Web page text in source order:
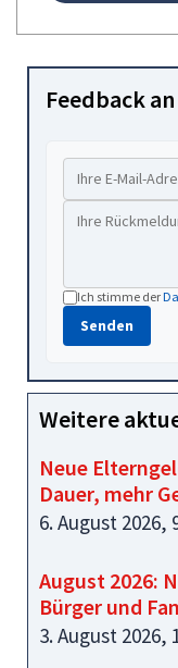
Feedback
Ich stimme der
Senden
Weitere
Neue
Dauer, mehr
6. August 2026,
August 2026:
Bürger und
3. August 2026,